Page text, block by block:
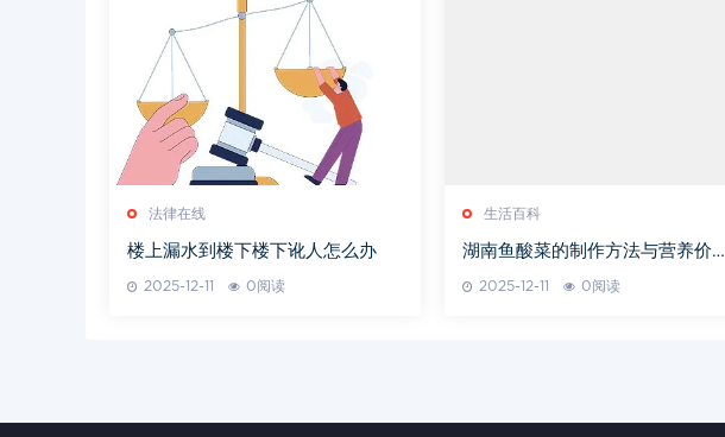
法律在线
楼上漏水到楼下楼下讹人怎么办
2025-12-11 0阅读
生活百科
湖南鱼酸菜的制作方法与营养价值
2025-12-11 0阅读